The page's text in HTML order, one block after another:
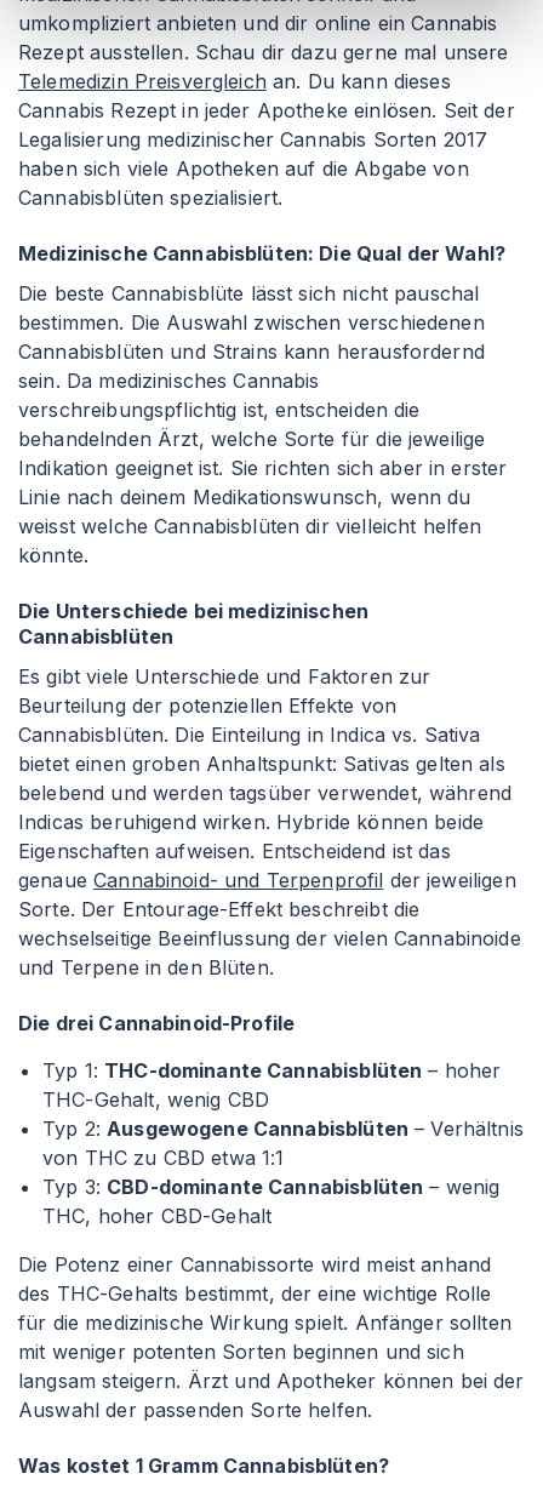
umkompliziert anbieten und dir online ein Cannabis
Rezept ausstellen. Schau dir dazu gerne mal unsere
Telemedizin Preisvergleich an. Du kann dieses
Cannabis Rezept in jeder Apotheke einlösen. Seit der
Legalisierung medizinischer Cannabis Sorten 2017
haben sich viele Apotheken auf die Abgabe von
Cannabisblüten spezialisiert.
Medizinische Cannabisblüten: Die Qual der Wahl?
Die beste Cannabisblüte lässt sich nicht pauschal
bestimmen. Die Auswahl zwischen verschiedenen
Cannabisblüten und Strains kann herausfordernd
sein. Da medizinisches Cannabis
verschreibungspflichtig ist, entscheiden die
behandelnden Ärzt, welche Sorte für die jeweilige
Indikation geeignet ist. Sie richten sich aber in erster
Linie nach deinem Medikationswunsch, wenn du
weisst welche Cannabisblüten dir vielleicht helfen
könnte.
Die Unterschiede bei medizinischen
Cannabisblüten
Es gibt viele Unterschiede und Faktoren zur
Beurteilung der potenziellen Effekte von
Cannabisblüten. Die Einteilung in Indica vs. Sativa
bietet einen groben Anhaltspunkt: Sativas gelten als
belebend und werden tagsüber verwendet, während
Indicas beruhigend wirken. Hybride können beide
Eigenschaften aufweisen. Entscheidend ist das
genaueCannabinoid- und Terpenprofil der jeweiligen
Sorte. Der Entourage-Effekt beschreibt die
wechselseitige Beeinflussung der vielen Cannabinoide
und Terpene in den Blüten.
Die drei Cannabinoid-Profile
Typ 1: THC-dominante Cannabisblüten – hoher
THC-Gehalt, wenig CBD
Typ 2:Ausgewogene Cannabisblüten – Verhältnis
von THC zu CBD etwa 1:1
Typ 3: CBD-dominante Cannabisblüten – wenig
THC, hoher CBD-Gehalt
Die Potenz einer Cannabissorte wird meist anhand
des THC-Gehalts bestimmt, der eine wichtige Rolle
für die medizinische Wirkung spielt. Anfänger sollten
mit weniger potenten Sorten beginnen und sich
langsam steigern. Ärzt und Apotheker können bei der
Auswahl der passenden Sorte helfen.
Was kostet 1 Gramm Cannabisblüten?